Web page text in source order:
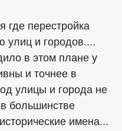
где перестройка
улиц и городов....
в этом плане у
и точнее в
улицы и города не
большинстве
имена...